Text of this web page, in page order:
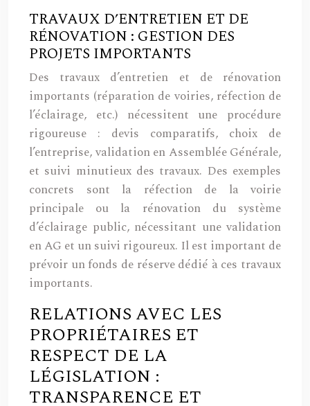
TRAVAUX D’ENTRETIEN ET DE
RÉNOVATION : GESTION DES
PROJETS IMPORTANTS
Des travaux d’entretien et de rénovation
importants (réparation de voiries, réfection de
l’éclairage, etc.) nécessitent une procédure
rigoureuse : devis comparatifs, choix de
l’entreprise, validation en Assemblée Générale,
et suivi minutieux des travaux. Des exemples
concrets sont la réfection de la voirie
principale ou la rénovation du système
d’éclairage public, nécessitant une validation
en AG et un suivi rigoureux. Il est important de
prévoir un fonds de réserve dédié à ces travaux
importants.
RELATIONS AVEC LES
PROPRIÉTAIRES ET
RESPECT DE LA
LÉGISLATION :
TRANSPARENCE ET